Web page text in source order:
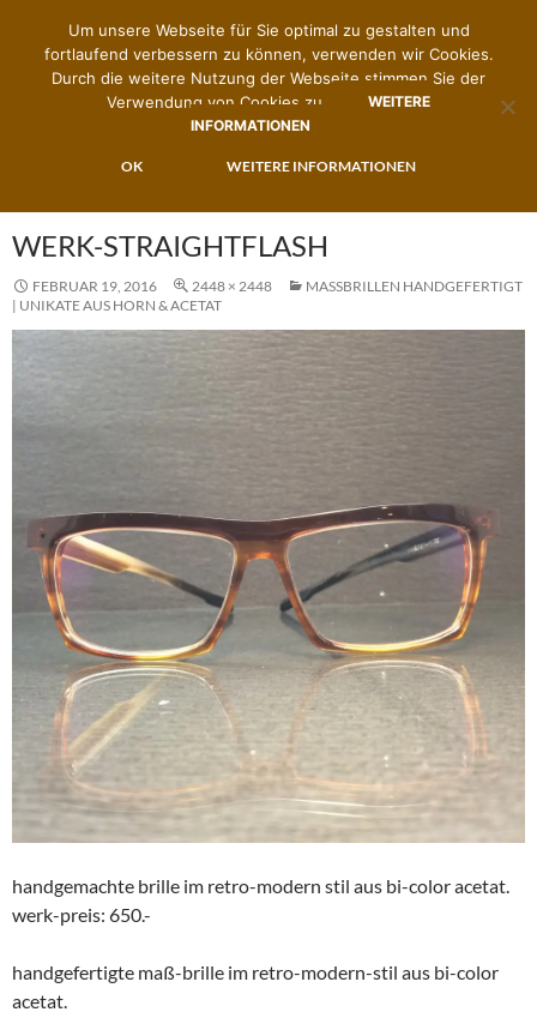
WERK-STRAIGHTFLASH
FEBRUAR 19, 2016 2448 × 2448
MASSBRILLEN HANDGEFERTIGT |
UNIKATE AUS HORN & ACETAT
handgemachte brille im retro-modern stil aus bi-color acetat.
werk-preis: 650.-
handgefertigte maß-brille im retro-modern-stil aus bi-color
acetat.
Um unsere Webseite für Sie optimal zu gestalten und
fortlaufend verbessern zu können, verwenden wir Cookies.
Durch die weitere Nutzung der Webseite stimmen Sie der
Verwendung von Cookies zu.
WEITERE
INFORMATIONEN
OK WEITERE INFORMATIONEN